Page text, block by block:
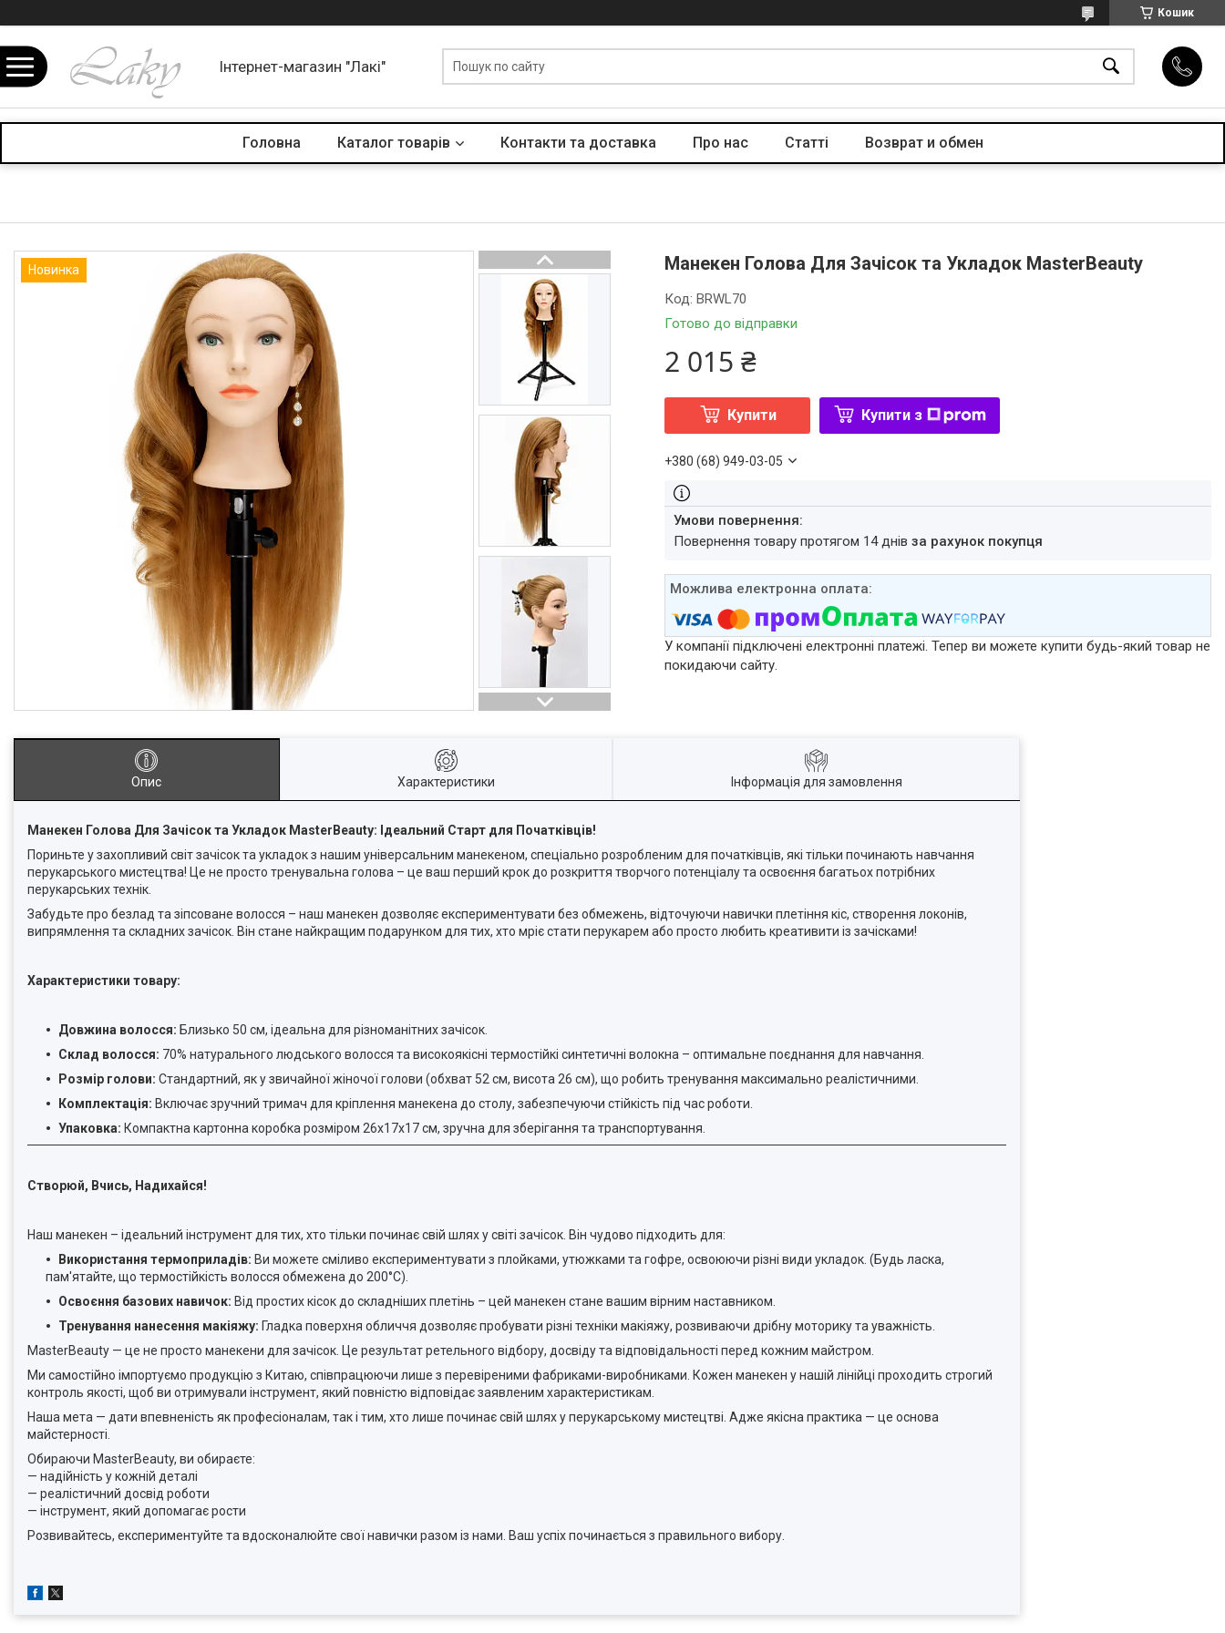
Кошик
Інтернет-магазин "Лакі"
Головна Каталог товарів Контакти та доставка Про нас Статті Возврат и обмен
Новинка Манекен Голова Для Зачісок та Укладок MasterBeauty
Готово до відправки
Код:BRWL70
2 015 ₴
Купити Купити з
+380 (68) 949-03-05
повернення товару протягом 14 днівза рахунок покупця
У компанії підключені електронні платежі. Тепер ви можете купити будь-який товар не
покидаючи сайту.
Опис Характеристики Інформація для замовлення
Манекен Голова Для Зачісок та Укладок MasterBeauty: Ідеальний Старт для Початківців!
Пориньте у захопливий світ зачісок та укладок з нашим універсальним манекеном, спеціально розробленим для початківців, які тільки починають навчання
перукарського мистецтва! Це не просто тренувальна голова – це ваш перший крок до розкриття творчого потенціалу та освоєння багатьох потрібних
перукарських технік.
Забудьте про безлад та зіпсоване волосся – наш манекен дозволяє експериментувати без обмежень, відточуючи навички плетіння кіс, створення локонів,
випрямлення та складних зачісок. Він стане найкращим подарунком для тих, хто мріє стати перукарем або просто любить креативити із зачісками!
Характеристики товару:
Довжина волосся: Близько 50 см, ідеальна для різноманітних зачісок.
Склад волосся: 70% натурального людського волосся та високоякісні термостійкі синтетичні волокна – оптимальне поєднання для навчання.
Розмір голови: Стандартний, як у звичайної жіночої голови (обхват 52 см, висота 26 см), що робить тренування максимально реалістичними.
Комплектація: Включає зручний тримач для кріплення манекена до столу, забезпечуючи стійкість під час роботи.
Упаковка: Компактна картонна коробка розміром 26х17х17 см, зручна для зберігання та транспортування.
Створюй, Вчись, Надихайся!
Наш манекен – ідеальний інструмент для тих, хто тільки починає свій шлях у світі зачісок. Він чудово підходить для:
Використання термоприладів: Ви можете сміливо експериментувати з плойками, утюжками та гофре, освоюючи різні види укладок. (Будь ласка,
пам'ятайте, що термостійкість волосся обмежена до 200°C).
Освоєння базових навичок: Від простих кісок до складніших плетінь – цей манекен стане вашим вірним наставником.
Тренування нанесення макіяжу: Гладка поверхня обличчя дозволяє пробувати різні техніки макіяжу, розвиваючи дрібну моторику та уважність.
MasterBeauty — це не просто манекени для зачісок. Це результат ретельного відбору, досвіду та відповідальності перед кожним майстром.
Ми самостійно імпортуємо продукцію з Китаю, співпрацюючи лише з перевіреними фабриками-виробниками. Кожен манекен у нашій лінійці проходить строгий
контроль якості, щоб ви отримували інструмент, який повністю відповідає заявленим характеристикам.
Наша мета — дати впевненість як професіоналам, так і тим, хто лише починає свій шлях у перукарському мистецтві. Адже якісна практика — це основа
майстерності.
Обираючи MasterBeauty, ви обираєте:
— надійність у кожній деталі
— реалістичний досвід роботи
— інструмент, який допомагає рости
Розвивайтесь, експериментуйте та вдосконалюйте свої навички разом із нами. Ваш успіх починається з правильного вибору.